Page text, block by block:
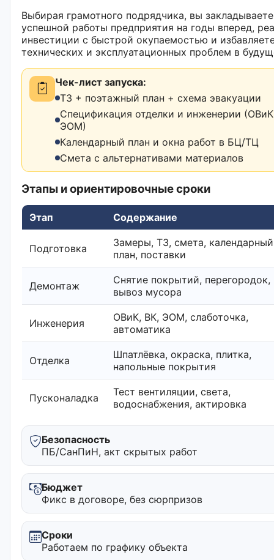
Выбирая грамотного подрядчика, вы
успешной работы предприятия на годы вперед,
инвестиции с быстрой окупаемостью и
технических и эксплуатационных проблем в
Чек-лист запуска:
ТЗ + поэтажный план + схема эвакуации
Спецификация отделки и инженерии
ЭОМ)
Календарный план и окна работ в БЦ/ТЦ
Смета с альтернативами материалов
Этапы и ориентировочные сроки
Этап Содержание
Подготовка
Замеры, ТЗ, смета, календарный
план, поставки
Демонтаж
Снятие покрытий, перегородок,
вывоз мусора
Инженерия
ОВиК, ВК, ЭОМ, слаботочка,
автоматика
Отделка
Шпатлёвка, окраска, плитка,
напольные покрытия
Пусконаладка
Тест вентиляции, света,
водоснабжения, актировка
Безопасность
ПБ/СанПиН, акт скрытых работ
Бюджет
Фикс в договоре, без сюрпризов
Сроки
Работаем по графику объекта